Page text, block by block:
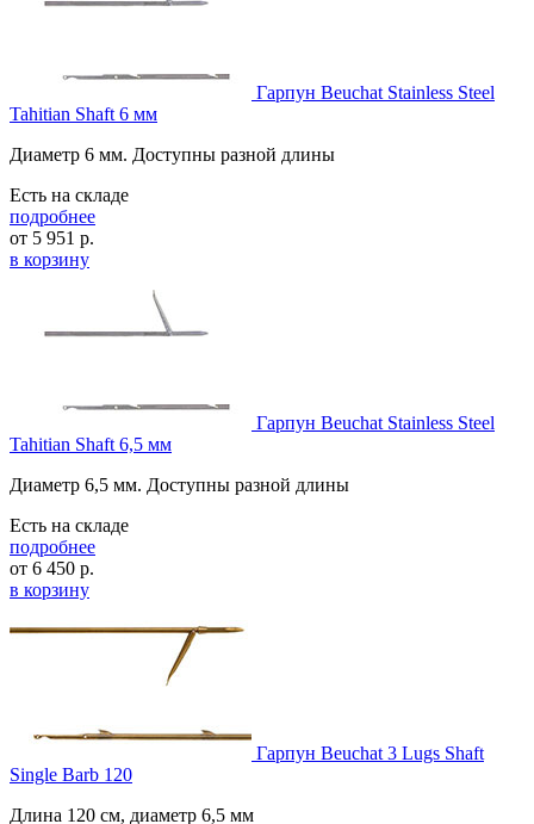
Гарпун Beuchat Stainless Steel
Tahitian Shaft 6 мм
Диаметр 6 мм. Доступны разной длины
Есть на складе
подробнее
от 5 951 р.
в корзину
Гарпун Beuchat Stainless Steel
Tahitian Shaft 6,5 мм
Диаметр 6,5 мм. Доступны разной длины
Есть на складе
подробнее
от 6 450 р.
в корзину
Гарпун Beuchat 3 Lugs Shaft
Single Barb 120
Длина 120 см, диаметр 6,5 мм